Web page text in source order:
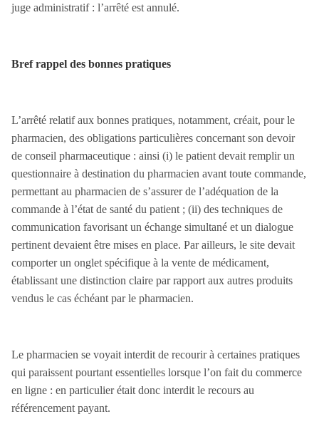
juge administratif : l’arrêté est annulé.
Bref rappel des bonnes pratiques
L’arrêté relatif aux bonnes pratiques, notamment, créait, pour le
pharmacien, des obligations particulières concernant son devoir
de conseil pharmaceutique : ainsi (i) le patient devait remplir un
questionnaire à destination du pharmacien avant toute commande,
permettant au pharmacien de s’assurer de l’adéquation de la
commande à l’état de santé du patient ; (ii) des techniques de
communication favorisant un échange simultané et un dialogue
pertinent devaient être mises en place. Par ailleurs, le site devait
comporter un onglet spécifique à la vente de médicament,
établissant une distinction claire par rapport aux autres produits
vendus le cas échéant par le pharmacien.
Le pharmacien se voyait interdit de recourir à certaines pratiques
qui paraissent pourtant essentielles lorsque l’on fait du commerce
en ligne : en particulier était donc interdit le recours au
référencement payant.